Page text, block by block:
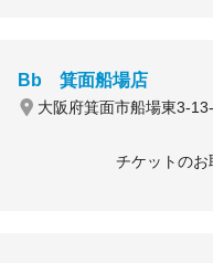
Bb 箕面船場店
大阪府箕面市船場東3-
チケットのお